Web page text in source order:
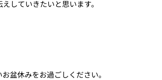
していきたいと思います。
盆休みをお過ごしください。